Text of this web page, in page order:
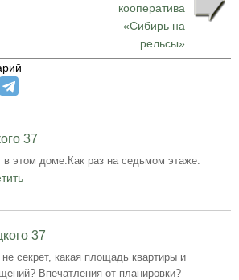
кооператива
«Сибирь на
рельсы»
37
этом доме.Как раз на седьмом этаже.
37
секрет, какая площадь квартиры и
Впечатления от планировки?